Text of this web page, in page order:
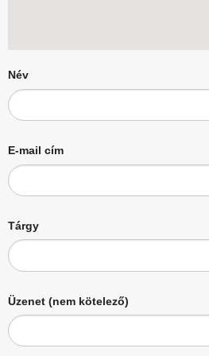
Név
E-mail cím
Tárgy
Üzenet (nem kötelező)